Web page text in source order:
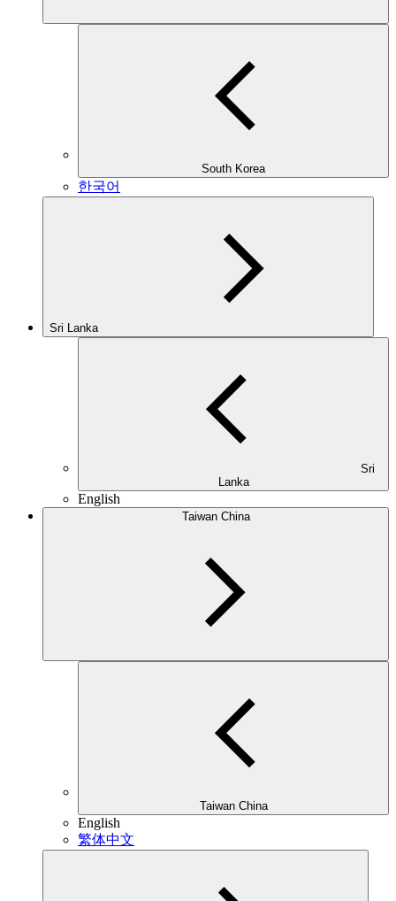
South Korea
한국어
Sri Lanka
Lanka
English
Taiwan China
Taiwan China
English
繁体中文